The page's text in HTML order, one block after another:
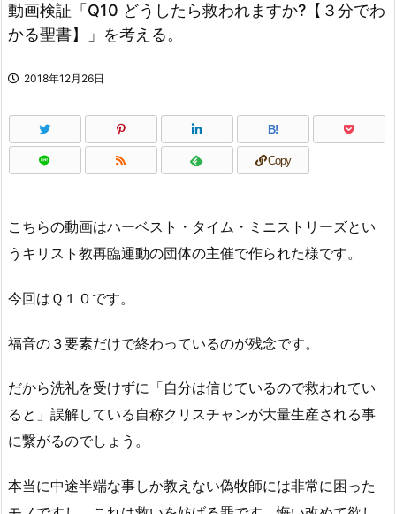
動画検証「Q10 どうしたら救われますか?【３分でわ
かる聖書】」を考える。
2018年12月26日
B!
Copy
こちらの動画はハーベスト・タイム・ミニストリーズとい
うキリスト教再臨運動の団体の主催で作られた様です。
今回はＱ１０です。
福音の３要素だけで終わっているのが残念です。
だから洗礼を受けずに「自分は信じているので救われてい
ると」誤解している自称クリスチャンが大量生産される事
に繋がるのでしょう。
本当に中途半端な事しか教えない偽牧師には非常に困った